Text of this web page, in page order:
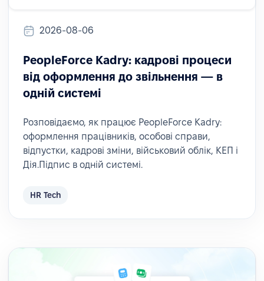
2026-08-06
PeopleForce Kadry: кадрові процеси
від оформлення до звільнення — в
одній системі
Розповідаємо, як працює PeopleForce Kadry:
оформлення працівників, особові справи,
відпустки, кадрові зміни, військовий облік, КЕП і
Дія.Підпис в одній системі.
HR Tech